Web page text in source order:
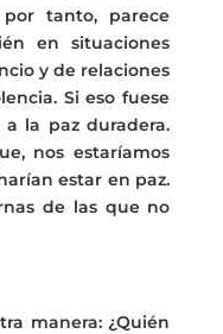
tanto, parece
en situaciones
y de relaciones
Si eso fuese
la paz duradera.
nos estaríamos
estar en paz.
de las que no
manera: ¿Quién